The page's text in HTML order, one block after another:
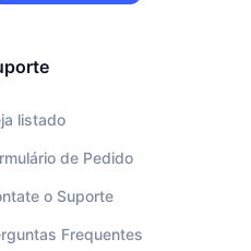
listado
de Pedido
o Suporte
Frequentes